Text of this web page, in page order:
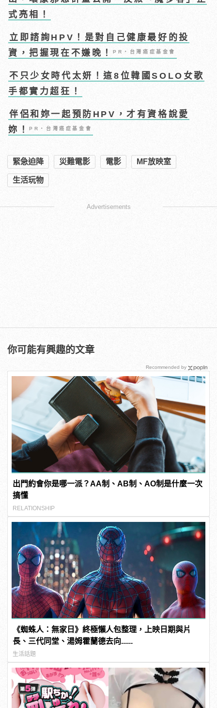
式亮相！
立即諮詢HPV！是對自己健康最好的投
資，把握現在不嫌晚！PR・台灣癌症基金會
不只少女時代太妍！這8位韓國SOLO女歌
手都實力超狂！
伴侶和妳一起預防HPV，才有資格說愛
妳！PR・台灣癌症基金會
緊急迫降 災難電影 電影 MF放映室
生活玩物
Advertisements
你可能有興趣的文章
出門約會你是哪一派？AA制、AB制、AO制是什麼一次
搞懂
RELATIONSHIP
《蜘蛛人：無家日》終極懶人包整理，上映日期與片
長、三代同堂、湯姆霍蘭德去向......
生活話題
Recommended by